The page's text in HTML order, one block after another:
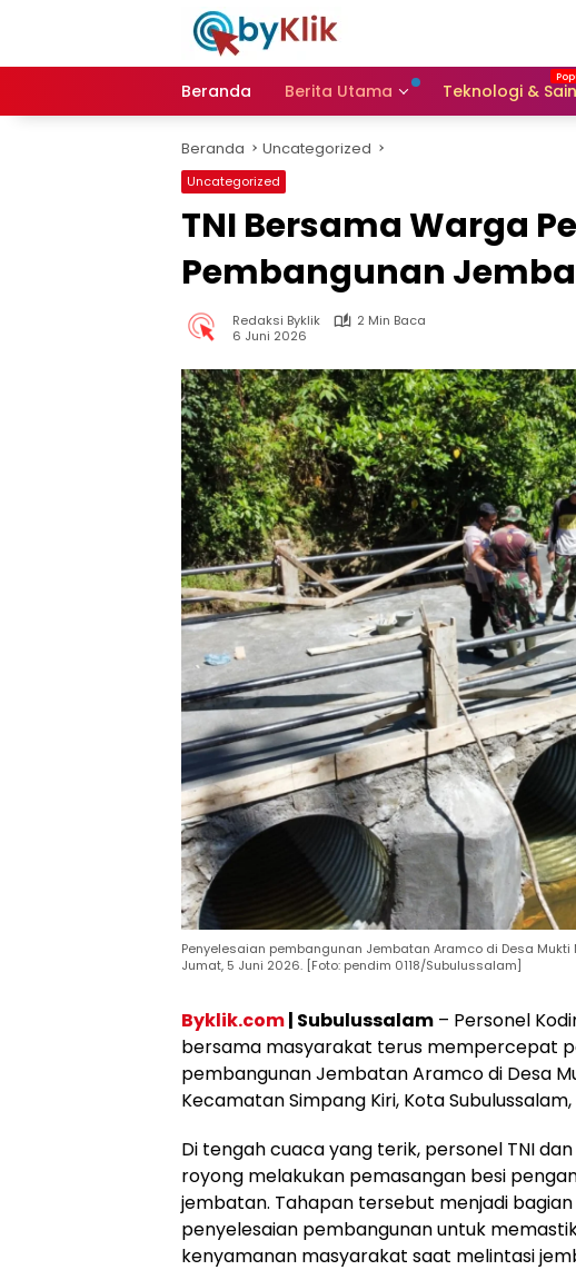
Beranda Berita Utama Teknologi &
Beranda Uncategorized
Uncategorized
TNI Bersama Warga
Pembangunan
Redaksi Byklik
2 Min Baca
6 Juni 2026
Penyelesaian pembangunan Jembatan Aramco di Desa
Jumat, 5 Juni 2026. [Foto: pendim 0118/Subulussalam]
Byklik.com| Subulussalam – Personel
bersama masyarakat terus mempercepat
pembangunan Jembatan Aramco di Desa
Kecamatan Simpang Kiri, Kota
Di tengah cuaca yang terik, personel TNI
royong melakukan pemasangan besi
jembatan. Tahapan tersebut menjadi
penyelesaian pembangunan untuk
kenyamanan masyarakat saat melintasi